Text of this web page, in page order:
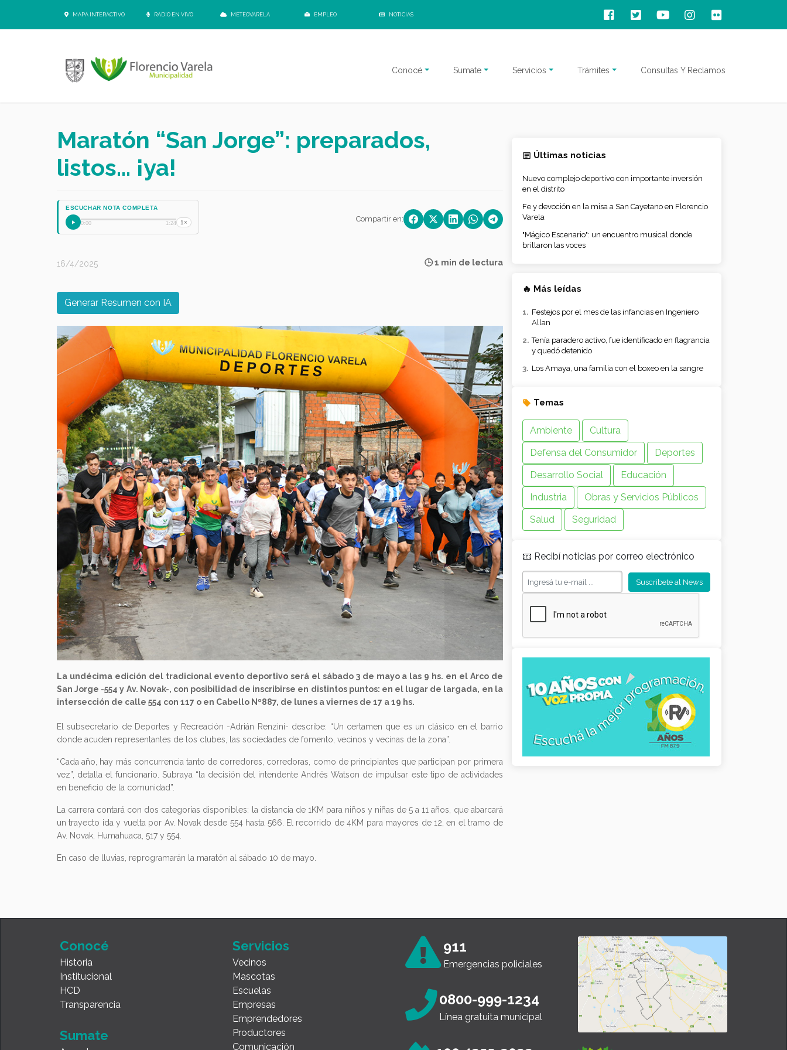
MAPA INTERACTIVO RADIO EN VIVO METEOVARELA EMPLEO NOTICIAS
Conocé Sumate Servicios Trámites Consultas Y Reclamos
Maratón “San Jorge”: preparados,
listos… ¡ya!
ESCUCHAR NOTA COMPLETA
0:00 1:24 1× Compartir en:
16/4/2025 🕒 1 min de lectura
Generar Resumen con IA
Previous Next
La undécima edición del tradicional evento deportivo será el sábado 3 de mayo a las 9 hs. en el Arco de
San Jorge -554 y Av. Novak-, con posibilidad de inscribirse en distintos puntos: en el lugar de largada, en la
intersección de calle 554 con 117 o en Cabello Nº887, de lunes a viernes de 17 a 19 hs.
El subsecretario de Deportes y Recreación -Adrián Renzini- describe: “Un certamen que es un clásico en el barrio
donde acuden representantes de los clubes, las sociedades de fomento, vecinos y vecinas de la zona”.
“Cada año, hay más concurrencia tanto de corredores, corredoras, como de principiantes que participan por primera
vez”, detalla el funcionario. Subraya “la decisión del intendente Andrés Watson de impulsar este tipo de actividades
en beneficio de la comunidad”.
La carrera contará con dos categorías disponibles: la distancia de 1KM para niños y niñas de 5 a 11 años, que abarcará
un trayecto ida y vuelta por Av. Novak desde 554 hasta 566. El recorrido de 4KM para mayores de 12, en el tramo de
Av. Novak, Humahuaca, 517 y 554.
En caso de lluvias, reprogramarán la maratón al sábado 10 de mayo.
Últimas noticias
Nuevo complejo deportivo con importante inversión
en el distrito
Fe y devoción en la misa a San Cayetano en Florencio
Varela
"Mágico Escenario": un encuentro musical donde
brillaron las voces
🔥 Más leídas
Festejos por el mes de las infancias en Ingeniero
Allan
Tenía paradero activo, fue identificado en flagrancia
y quedó detenido
Los Amaya, una familia con el boxeo en la sangre
Temas
Ambiente
Cultura
Defensa del Consumidor
Deportes
Desarrollo Social
Educación
Industria
Obras y Servicios Públicos
Salud
Seguridad
📧 Recibí noticias por correo electrónico
Conocé
Historia
Institucional
HCD
Transparencia
Sumate
Servicios
Vecinos
Mascotas
Escuelas
Empresas
Emprendedores
Productores
Comunicación
911
Emergencias policiales
0800-999-1234
Línea gratuita municipal